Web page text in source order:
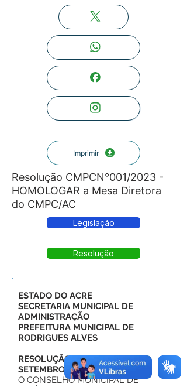
Imprimir
Resolução CMPCN°001/2023 -
HOMOLOGAR a Mesa Diretora
do CMPC/AC
Legislação
Resolução
ESTADO DO ACRE
SECRETARIA MUNICIPAL DE
ADMINISTRAÇÃO
PREFEITURA MUNICIPAL DE
RODRIGUES ALVES
RESOLUÇÃO Nº 001, DE 21
SETEMBRO DE 2023.
O CONSELHO MUNICIPAL DE